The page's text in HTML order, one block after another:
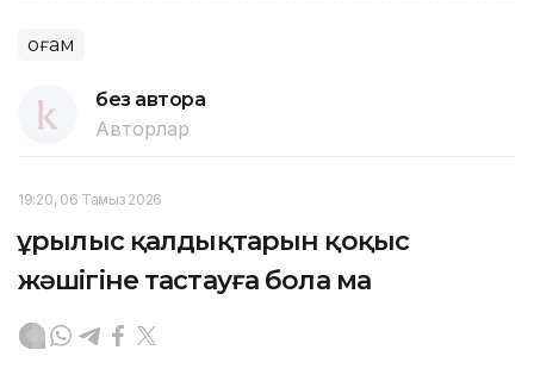
Қоғам
без автора
Авторлар
19:20, 06 Тамыз 2026
Құрылыс қалдықтарын қоқыс
жәшігіне тастауға бола ма